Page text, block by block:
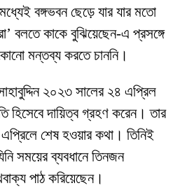
বঙ্গভবন ছেড়ে যার যার মতো
বলতে কাকে বুঝিয়েছেন-এ প্রসঙ্গে
মন্তব্য করতে চাননি।
২০২৩ সালের ২৪ এপ্রিল
হিসেবে দায়িত্ব গ্রহণ করেন। তার
শেষ হওয়ার কথা। তিনিই
সময়ের ব্যবধানে তিনজন
পাঠ করিয়েছেন।